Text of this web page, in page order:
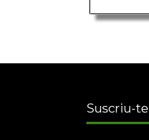
Suscriu-te